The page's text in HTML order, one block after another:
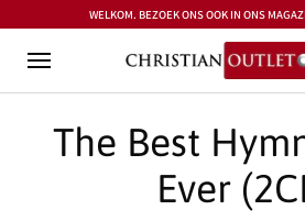
WELKOM. BEZOEK ONS OOK IN ONS
The Best
Ever